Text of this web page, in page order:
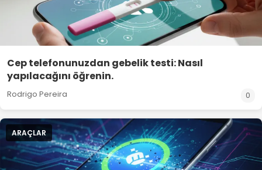
Cep telefonunuzdan gebelik testi: Nasıl
yapılacağını öğrenin.
Rodrigo Pereira 0
ARAÇLAR